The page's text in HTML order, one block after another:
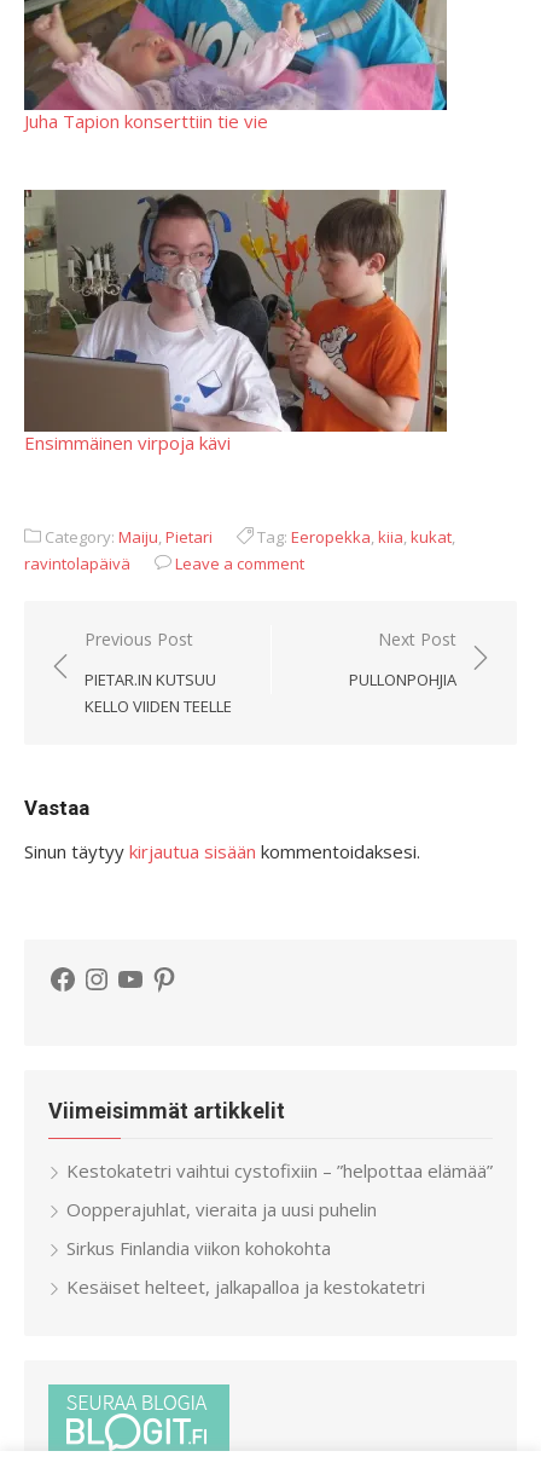
Juha Tapion konserttiin tie vie
Ensimmäinen virpoja kävi
Category: Maiju,Pietari Tag: Eeropekka,kiia,kukat,
ravintolapäivä
Leave a comment
Artikkelien
selaus
Previous Post
PIETAR.IN KUTSUU
KELLO VIIDEN TEELLE
Next Post
PULLONPOHJIA
Vastaa
Sinun täytyy kirjautua sisään kommentoidaksesi.
Facebook
Instagram
YouTubePinterest
Viimeisimmät artikkelit
Kestokatetri vaihtui cystofixiin – ”helpottaa elämää”
Oopperajuhlat, vieraita ja uusi puhelin
Sirkus Finlandia viikon kohokohta
Kesäiset helteet, jalkapalloa ja kestokatetri